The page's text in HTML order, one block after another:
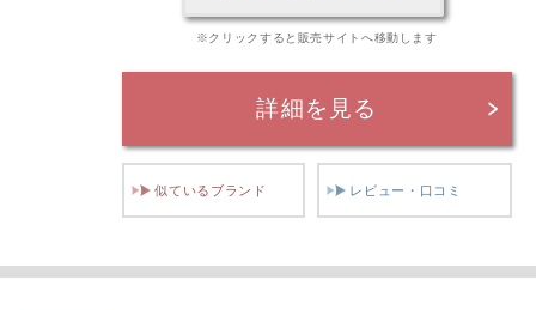
※クリックすると販売サイトへ移動します
詳細を見る
似ているブランド レビュー・口コミ